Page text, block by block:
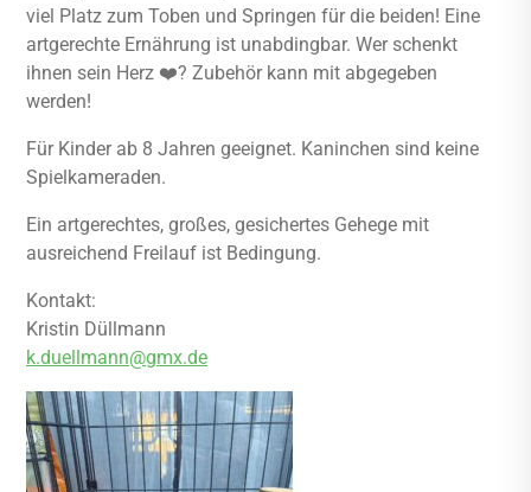
viel Platz zum Toben und Springen für die beiden! Eine
artgerechte Ernährung ist unabdingbar. Wer schenkt
ihnen sein Herz ❤️? Zubehör kann mit abgegeben
werden!
Für Kinder ab 8 Jahren geeignet. Kaninchen sind keine
Spielkameraden.
Ein artgerechtes, großes, gesichertes Gehege mit
ausreichend Freilauf ist Bedingung.
Kontakt:
Kristin Düllmann
k.duellmann@gmx.de